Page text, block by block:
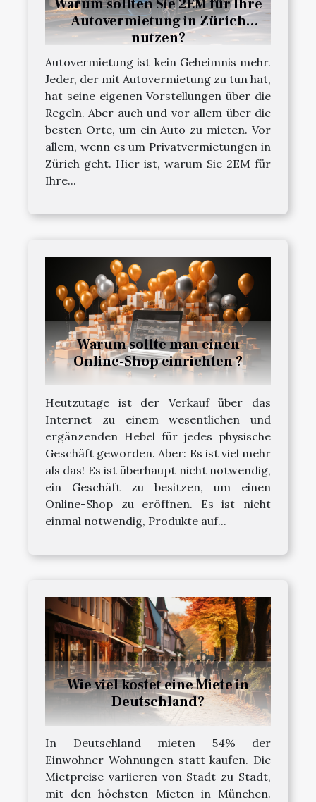
Warum sollten Sie 2EM für Ihre
Autovermietung in Zürich
nutzen?
Autovermietung ist kein Geheimnis mehr.
Jeder, der mit Autovermietung zu tun hat,
hat seine eigenen Vorstellungen über die
Regeln. Aber auch und vor allem über die
besten Orte, um ein Auto zu mieten. Vor
allem, wenn es um Privatvermietungen in
Zürich geht. Hier ist, warum Sie 2EM für
Ihre...
Warum sollte man einen
Online-Shop einrichten ?
Heutzutage ist der Verkauf über das
Internet zu einem wesentlichen und
ergänzenden Hebel für jedes physische
Geschäft geworden. Aber: Es ist viel mehr
als das! Es ist überhaupt nicht notwendig,
ein Geschäft zu besitzen, um einen
Online-Shop zu eröffnen. Es ist nicht
einmal notwendig, Produkte auf...
Wie viel kostet eine Miete in
Deutschland?
In Deutschland mieten 54% der
Einwohner Wohnungen statt kaufen. Die
Mietpreise variieren von Stadt zu Stadt,
mit den höchsten Mieten in München.